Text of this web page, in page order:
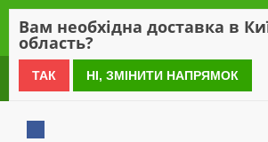
0 800 21 54 55
Вам необхідна доставка в
область?
ТАК НІ, ЗМІНИТИ НАПРЯМОК